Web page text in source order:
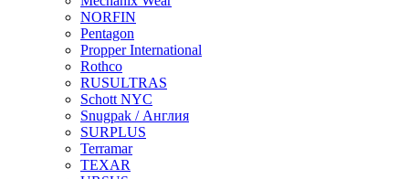
NORFIN
Pentagon
Propper International
Rothco
RUSULTRAS
Schott NYC
Snugpak / Англия
SURPLUS
Terramar
TEXAR